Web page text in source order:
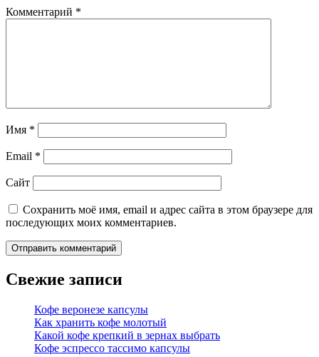
Комментарий *
Имя *
Email *
Сайт
Сохранить моё имя, email и адрес сайта в этом браузере для
последующих моих комментариев.
Свежие записи
Кофе веронезе капсулы
Как хранить кофе молотый
Какой кофе крепкий в зернах выбрать
Кофе эспрессо тассимо капсулы